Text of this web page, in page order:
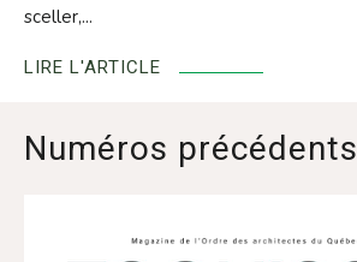
sceller,...
LIRE L'ARTICLE
Numéros précédents